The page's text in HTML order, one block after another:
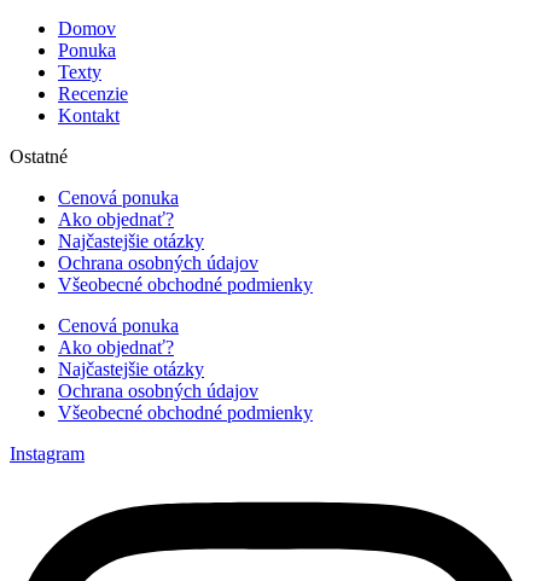
Domov
Ponuka
Texty
Recenzie
Kontakt
Ostatné
Cenová ponuka
Ako objednať?
Najčastejšie otázky
Ochrana osobných údajov
Všeobecné obchodné podmienky
Cenová ponuka
Ako objednať?
Najčastejšie otázky
Ochrana osobných údajov
Všeobecné obchodné podmienky
Instagram